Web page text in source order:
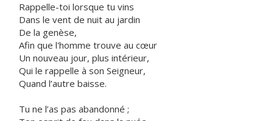
Rappelle-toi lorsque tu vins
Dans le vent de nuit au jardin
De la genèse,
Afin que l'homme trouve au cœur
Un nouveau jour, plus intérieur,
Qui le rappelle à son Seigneur,
Quand l’autre baisse.
Tu ne l’as pas abandonné ;